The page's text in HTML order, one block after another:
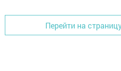
Перейти на